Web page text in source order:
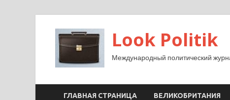
Look Politik
Международный политический
ГЛАВНАЯ СТРАНИЦА ВЕЛИКОБРИТАНИЯ